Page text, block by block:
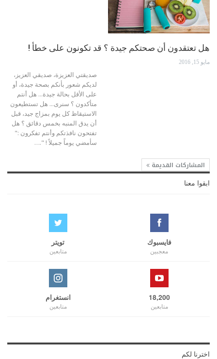
هل تعتقدون أن صحتكم جيدة ؟ قد تكونون على خطأ !
مايو 15, 2016
صديقتي العزيزة، صديقي العزيز،
لديكم شعور بأنكم بصحة جيدة، أو
على الأقل بحالة جيدة... هل أنتم
متأكدون ؟ سنرى... هل تستطيعون
الاستيقاظ كل يوم بمزاج جيد، قبل
أن يدق المنبه بخمس دقائق ؟ هل
تفتحون نافذتكم وأنتم تفكرون :"
سأمضي يوماً جميلاً ! ".…
المشاركات القديمة
ابقوا معنا
فايسبوك
معجبين
تويتر
متابعين
18,200
متابعين
انستغرام
متابعين
اخترنا لكم